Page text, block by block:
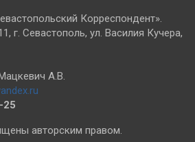
Корреспондент».
г. Севастополь, ул. Василия Кучера,
А.В.
25
авторским правом.